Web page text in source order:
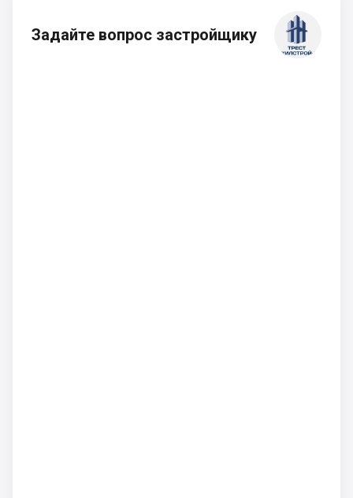
Задайте вопрос застройщику